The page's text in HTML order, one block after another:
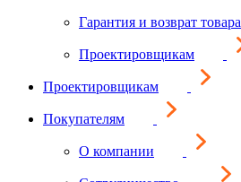
Гарантия и возврат товара
Проектировщикам
Проектировщикам
Покупателям
О компании